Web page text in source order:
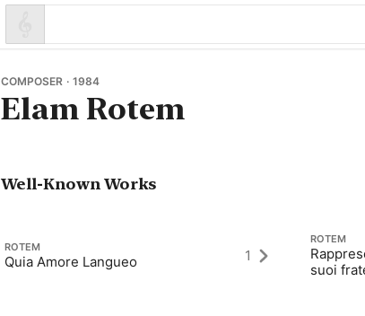
COMPOSER · 1984
Elam Rotem
Well-Known Works
ROTEM
Quia Amore Langueo 1
ROTEM
suoi